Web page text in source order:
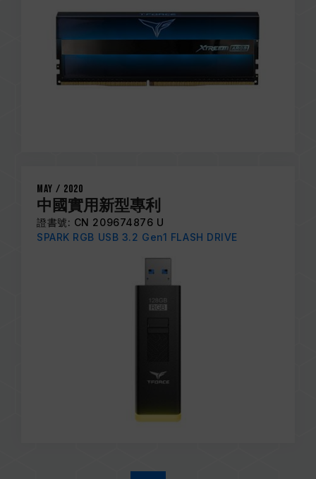
May / 2020
中國實用新型專利
證書號: CN 209674876 U
SPARK RGB USB 3.2 Gen1 FLASH DRIVE